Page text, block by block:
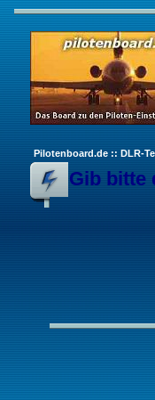
Pilotenboard.de :: DLR-
Gib bitte